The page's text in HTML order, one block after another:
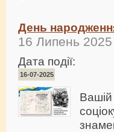
День
16 Липень 2025
Дата події:
16-07-2025